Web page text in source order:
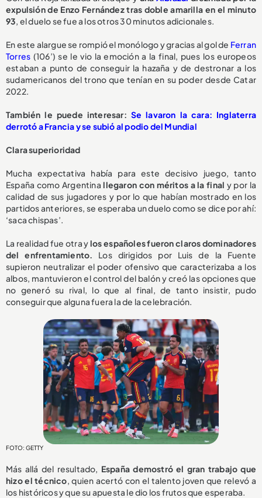
expulsión de Enzo Fernández tras doble amarilla en el minuto
93 , el duelo se fue a los otros 30 minutos adicionales.
En este alargue se rompió el monólogo y gracias al gol de Ferran
Torres (106’) se le vio la emoción a la final, pues los europeos
estaban a punto de conseguir la hazaña y de destronar a los
sudamericanos del trono que tenían en su poder desde Catar
2022.
También le puede interesar: Se lavaron la cara: Inglaterra
derrotó a Francia y se subió al podio del Mundial
Clara superioridad
Mucha expectativa había para este decisivo juego, tanto
España como Argentina llegaron con méritos a la final y por la
calidad de sus jugadores y por lo que habían mostrado en los
partidos anteriores, se esperaba un duelo como se dice por ahí:
‘saca chispas’.
La realidad fue otra ylos españoles fueron claros dominadores
del enfrentamiento.
Los dirigidos por Luis de la Fuente
supieron neutralizar el poder ofensivo que caracterizaba a los
albos, mantuvieron el control del balón y creó las opciones que
no generó su rival, lo que al final, de tanto insistir, pudo
conseguir que alguna fuera la de la celebración.
FOTO: GETTY
Más allá del resultado,
España demostró el gran trabajo que
hizo el técnico , quien acertó con el talento joven que relevó a
los históricos y que su apuesta le dio los frutos que esperaba.